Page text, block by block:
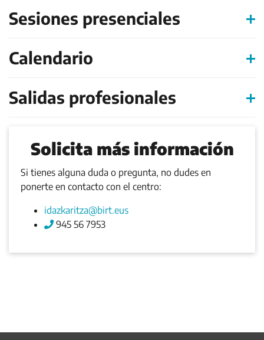
Sesiones presenciales
Calendario
Salidas profesionales
Solicita más información
Si tienes alguna duda o pregunta, no dudes en
ponerte en contacto con el centro:
idazkaritza@birt.eus
945 56 7953